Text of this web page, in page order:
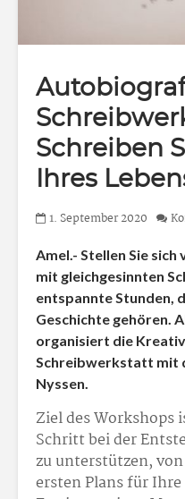
Schreiben
Ihres
1. September 2020
Amel.- Stellen Sie
mit gleichgesinnten
entspannte Stunden,
Geschichte gehören.
organisiert die
Schreibwerkstatt mit
Nyssen.
Ziel des Workshops
Schritt bei der
zu unterstützen,
ersten Plans für